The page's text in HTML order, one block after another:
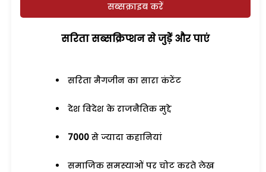
सब्सक्राइब करें
सरिता सब्सक्रिप्शन से जुड़ेें और पाएं
सरिता मैगजीन का सारा कंटेंट
देश विदेश के राजनैतिक मुद्दे
7000 से ज्यादा कहानियां
समाजिक समस्याओं पर चोट करते लेख